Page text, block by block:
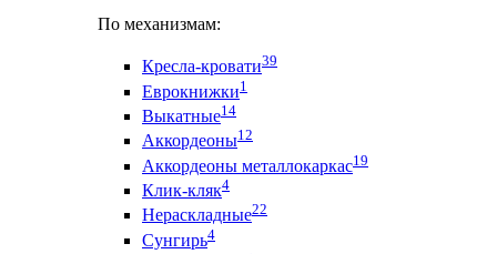
По механизмам:
Кресла-кровати39
Еврокнижки1
Выкатные14
Аккордеоны12
Аккордеоны металлокаркас19
Клик-кляк4
Нераскладные22
Сунгирь4